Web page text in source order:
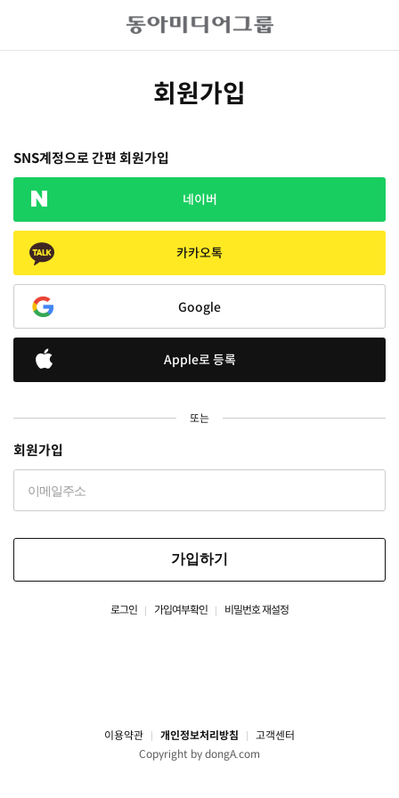
회원가입
SNS계정으로 간편 회원가입
네이버
카카오톡
Google
Apple로 등록
또는
회원가입
가입하기
로그인 가입여부확인 비밀번호 재설정
이용약관 개인정보처리방침
고객센터
Copyright by dongA.com